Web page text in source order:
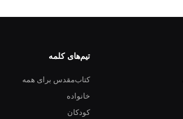
تیم‌های کلمه
کتاب‌مقدس برای همه
خانواده
کودکان